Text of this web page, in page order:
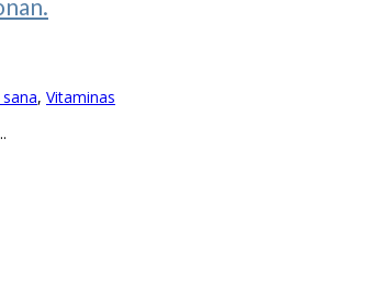
, Vitaminas